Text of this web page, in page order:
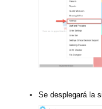
Se desplegará la